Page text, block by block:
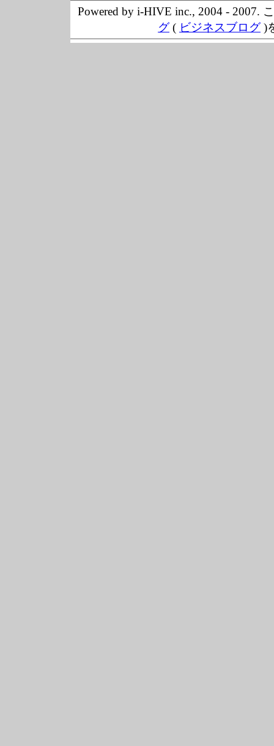
Powered by i-HIVE inc., 2004 - 2007.
グ( ビジネスブログ)